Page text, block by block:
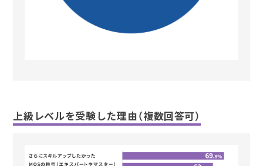
上級レベルを受験した理由（複数回答可）